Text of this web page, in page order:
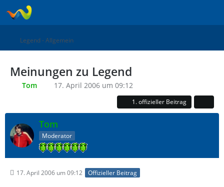
Legend - Allgemein
Meinungen zu Legend
Tom 17. April 2006 um 09:12
1. offizieller Beitrag
Tom
Moderator
17. April 2006 um 09:12 Offizieller Beitrag